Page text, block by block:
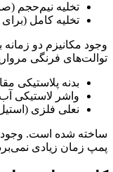
تخلیه نیم‌حجم
تخلیه کامل
توالت‌های فرنگی
بدنه پلاستیکی
واشر لاستیکی
نعلی فلزی
ساخته شده است. وجود
پمپ زمان زیادی نمی‌برد. ابعاد استاندارد و ارتفاع حدود 18